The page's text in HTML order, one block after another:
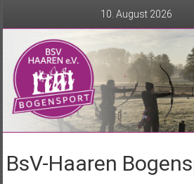
10. August 2026
BsV-Haaren